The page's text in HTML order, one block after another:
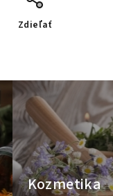
Zdieľať
Kozmetika